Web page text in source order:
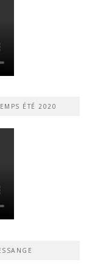
ÉTÉ 2020